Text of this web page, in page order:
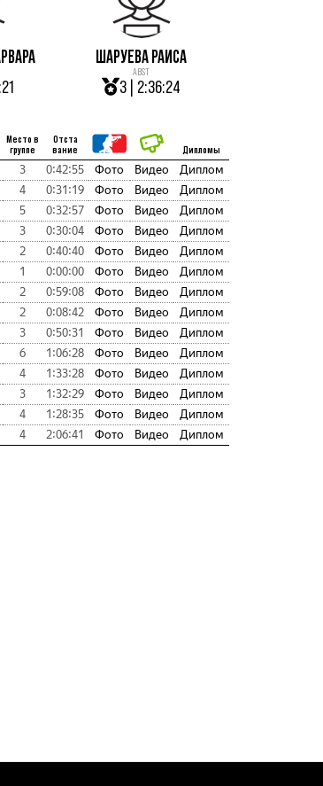
ШАРУЕВА РАИСА
ABST
3 | 2:36:24
Место в
группе
Отста
вание
Дипломы
3 0:42:55 Фото Видео
Диплом
4 0:31:19 Фото Видео
Диплом
5 0:32:57 Фото Видео
Диплом
3 0:30:04 Фото Видео
Диплом
2 0:40:40 Фото Видео
Диплом
1 0:00:00 Фото Видео
Диплом
2 0:59:08 Фото Видео
Диплом
2 0:08:42 Фото Видео
Диплом
3 0:50:31 Фото Видео
Диплом
6 1:06:28 Фото Видео
Диплом
4 1:33:28 Фото Видео
Диплом
3 1:32:29 Фото Видео
Диплом
4 1:28:35 Фото Видео
Диплом
4 2:06:41 Фото Видео Диплом